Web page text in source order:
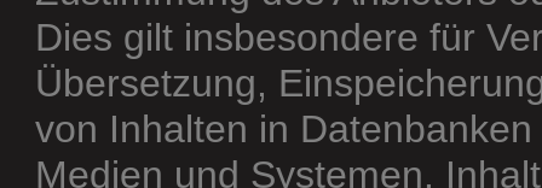
Dies gilt insbesondere für
Übersetzung,
von Inhalten in
Medien und Systemen.